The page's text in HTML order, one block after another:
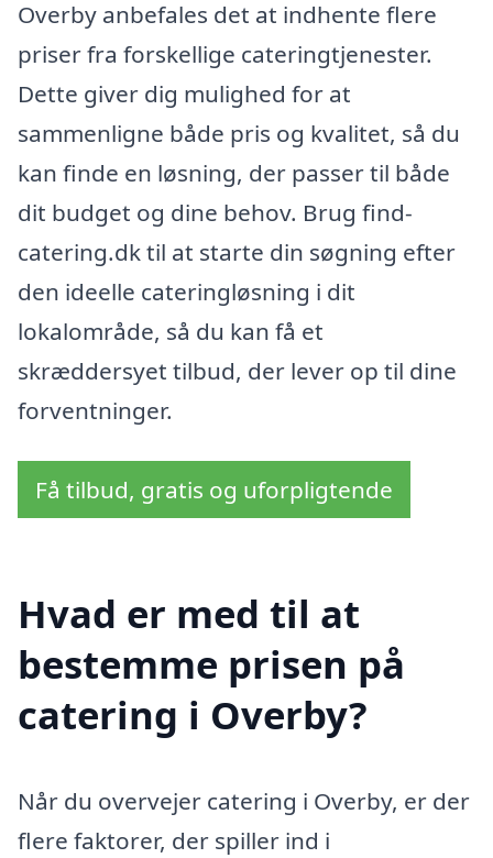
Overby anbefales det at indhente flere
priser fra forskellige cateringtjenester.
Dette giver dig mulighed for at
sammenligne både pris og kvalitet, så du
kan finde en løsning, der passer til både
dit budget og dine behov. Brug find-
catering.dk til at starte din søgning efter
den ideelle cateringløsning i dit
lokalområde, så du kan få et
skræddersyet tilbud, der lever op til dine
forventninger.
Få tilbud, gratis og uforpligtende
Hvad er med til at
bestemme prisen på
catering i Overby?
Når du overvejer catering i Overby, er der
flere faktorer, der spiller ind i